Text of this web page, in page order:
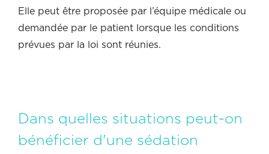
Elle peut être proposée par l’équipe médicale ou
demandée par le patient lorsque les conditions
prévues par la loi sont réunies.
Dans quelles situations peut-on
bénéficier d'une sédation